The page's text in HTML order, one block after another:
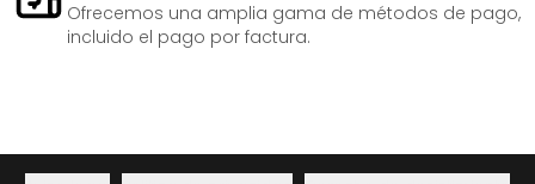
Ofrecemos una amplia gama de métodos de pago,
incluido el pago por factura.